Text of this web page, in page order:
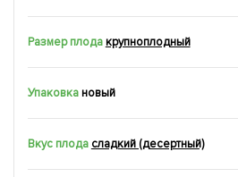
Размер плодакрупноплодный
Упаковкановый
Вкус плода сладкий (десертный)